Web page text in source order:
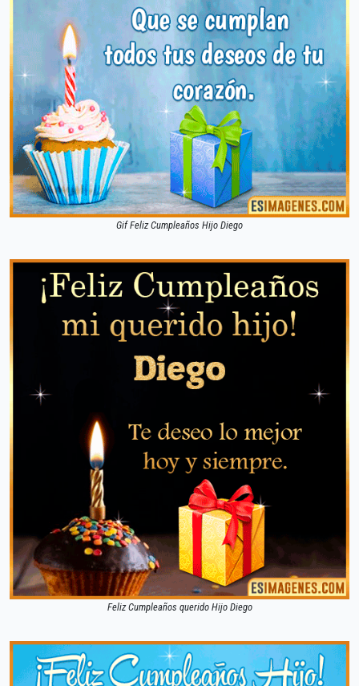
Gif Feliz Cumpleaños Hijo Diego
Feliz Cumpleaños querido Hijo Diego